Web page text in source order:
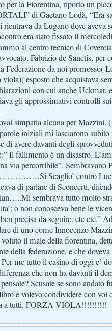
per la Fiorentina, riporto un
di Gaetano Lodà, “Era
rientrava da Lugano dove aveva
era stato fissato il
al centro tecnico di
Fabrizio de Sanctis, per
Federazione da noi promosso(
viola)( esposto che acquistava
con cui anche Uckmar,
gli approssimativi controlli
simpatia alcuna per Mazzini.
iniziali mi lasciarono subito
di avere davanti degli
Il fallimento è un disastro.
via percorribile”. Sembravano
Scaglio’ contro
di parlare di Sconcerti,
sembrava tutto molto
o non conosceva bene le
precisa da seguire. etc etc.”
di uno come Innocenzo
il male della fiorentina,
della federazione, e che
me tutto il casino di oggi e’
che non ha davanti il
Scusate se sono andato
e volevo condividere con voi
a tutti. FORZA VIOLA!!!!!!!!!!